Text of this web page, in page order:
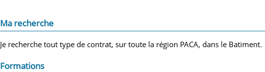
Ma recherche
Je recherche tout type de contrat, sur toute la région PACA, dans le Batiment.
Formations